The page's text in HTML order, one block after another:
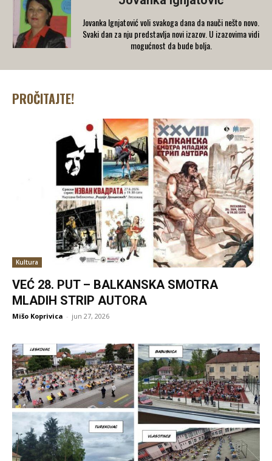
Jovanka Ignjatović voli svakoga dana da nauči nešto novo.
Svaki dan za nju predstavlja novi izazov. U izazovima vidi
mogućnost da bude bolja.
PROČITAJTE!
Kultura
VEĆ 28. PUT – BALKANSKA SMOTRA
MLADIH STRIP AUTORA
Mišo Koprivica - jun 27, 2026